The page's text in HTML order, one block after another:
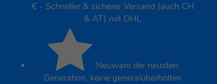
€ - Schneller & sicherer Versand (auch CH
& AT) mit DHL
 Neuware der neusten
Generation, keine generalüberholten